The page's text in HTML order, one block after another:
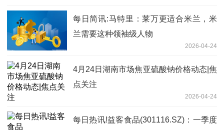
每日简讯:马特里：莱万更适合米兰，米
兰需要这种领袖级人物
2026-04-24
4月24日湖南市场焦亚硫酸钠价格动态|焦
点关注
2026-04-24
每日热讯!益客食品(301116.SZ)：一季度